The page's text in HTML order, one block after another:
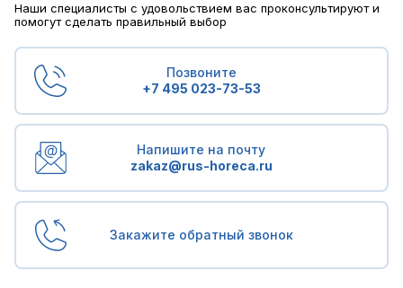
Наши специалисты с удовольствием вас проконсультируют и
помогут сделать правильный выбор
Позвоните
+7 495 023-73-53
Напишите на почту
zakaz@rus-horeca.ru
Закажите обратный звонок